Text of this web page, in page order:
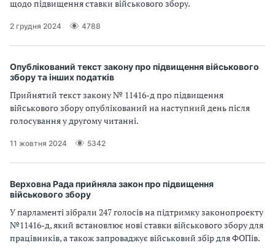
щодо підвищення ставки військового збору.
2 грудня 2024 4788
Опублікований текст закону про підвищення військового
збору та інших податків
Прийнятий текст закону № 11416-д про підвищення
військового збору опублікований на наступний день після
голосування у другому читанні.
11 жовтня 2024 5342
Верховна Рада прийняла закон про підвищення
військового збору
У парламенті зібрали 247 голосів на підтримку законопроекту
№11416-д, який встановлює нові ставки військового збору для
працівників, а також запроваджує військовий збір для ФОПів.